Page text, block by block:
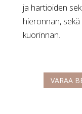
ja hartioiden
hieronnan,
kuorinnan.
VARAA